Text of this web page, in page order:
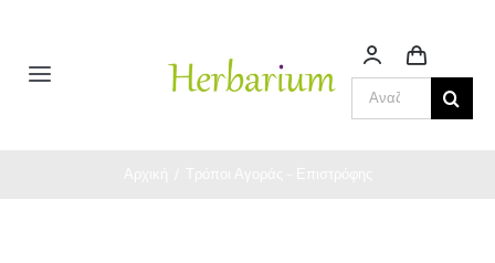
περιεχόμενο
Toggle
Αναζήτηση
για: